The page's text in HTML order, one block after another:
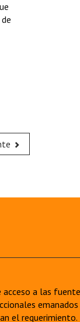
acceso a las
emanados
el requerimiento.